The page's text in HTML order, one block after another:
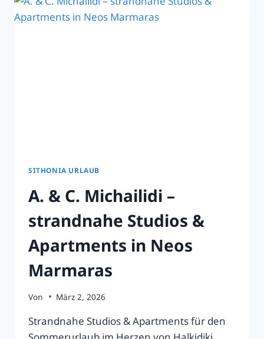
IN
2026
SITHONIA URLAUB
A. & C. Michailidi –
strandnahe Studios &
Apartments in Neos
Marmaras
Von März 2, 2026
Strandnahe Studios & Apartments für den